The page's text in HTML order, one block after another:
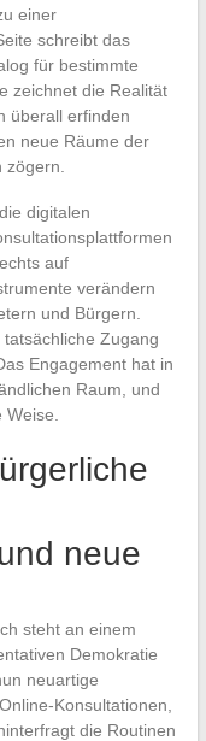
einer
schreibt das
für bestimmte
zeichnet die Realität
überall erfinden
neue Räume der
digitalen
auf
verändern
und Bürgern.
Zugang
Engagement hat in
Raum, und
neue
steht an einem
Demokratie
neuartige
Konsultationen,
die Routinen